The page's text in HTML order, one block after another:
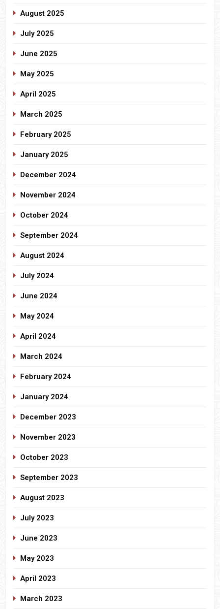
August 2025
July 2025
June 2025
May 2025
April 2025
March 2025
February 2025
January 2025
December 2024
November 2024
October 2024
September 2024
August 2024
July 2024
June 2024
May 2024
April 2024
March 2024
February 2024
January 2024
December 2023
November 2023
October 2023
September 2023
August 2023
July 2023
June 2023
May 2023
April 2023
March 2023